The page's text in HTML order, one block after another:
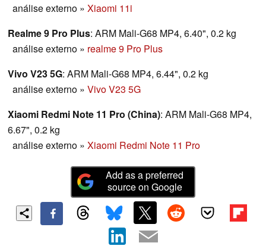
análise externo » Xiaomi 11i
Realme 9 Pro Plus: ARM Mali-G68 MP4, 6.40", 0.2 kg
análise externo » realme 9 Pro Plus
Vivo V23 5G: ARM Mali-G68 MP4, 6.44", 0.2 kg
análise externo » Vivo V23 5G
Xiaomi Redmi Note 11 Pro (China): ARM Mali-G68 MP4,
6.67", 0.2 kg
análise externo » Xiaomi Redmi Note 11 Pro
Add as a preferred
source on Google